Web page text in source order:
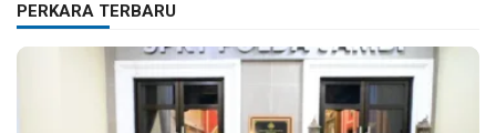
PERKARA TERBARU